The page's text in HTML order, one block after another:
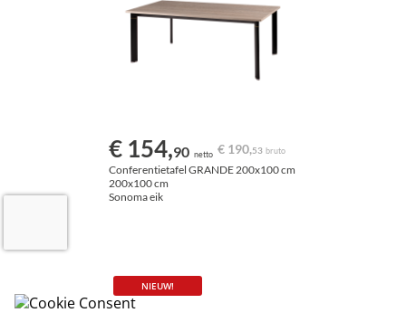
€ 154,90 netto € 190,53 bruto
Conferentietafel GRANDE 200x100 cm
200x100 cm
Sonoma eik
NIEUW!